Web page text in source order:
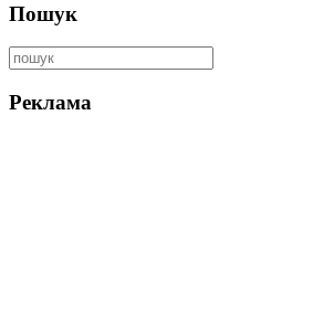
Пошук
Реклама